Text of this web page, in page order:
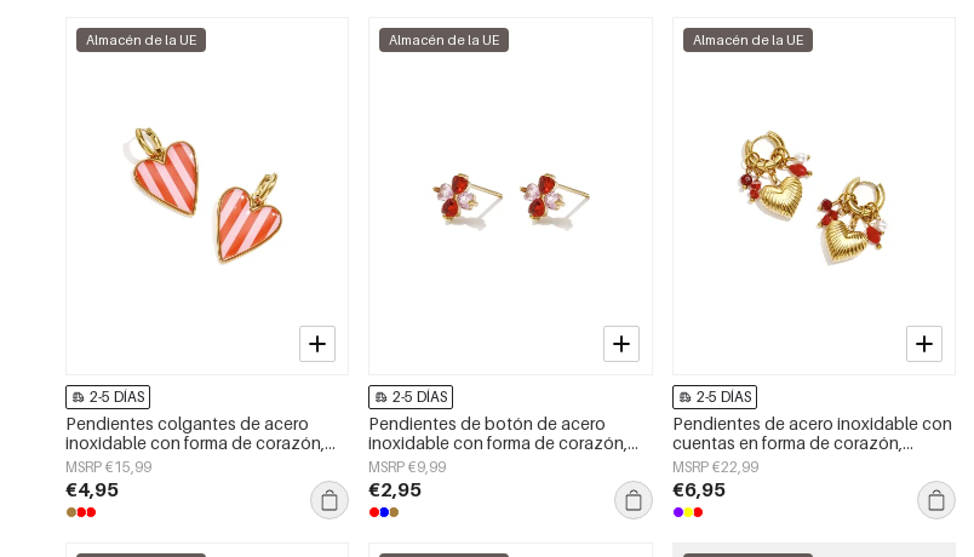
Almacén de la UE
2-5 DÍAS
Pendientes colgantes de acero
inoxidable con forma de corazón,
sencillos, de la serie Daily Simple,
joyería para mujer.
MSRP €15,99
€4,95
Almacén de la UE
2-5 DÍAS
Pendientes de botón de acero
inoxidable con forma de corazón,
sencillos, de la serie Daily Simple,
joyería para mujer.
MSRP €9,99
€2,95
Almacén de la UE
2-5 DÍAS
Pendientes de acero inoxidable con
cuentas en forma de corazón,
sencillos, de la serie Daily Simple.
Joyería para mujer.
MSRP €22,99
€6,95